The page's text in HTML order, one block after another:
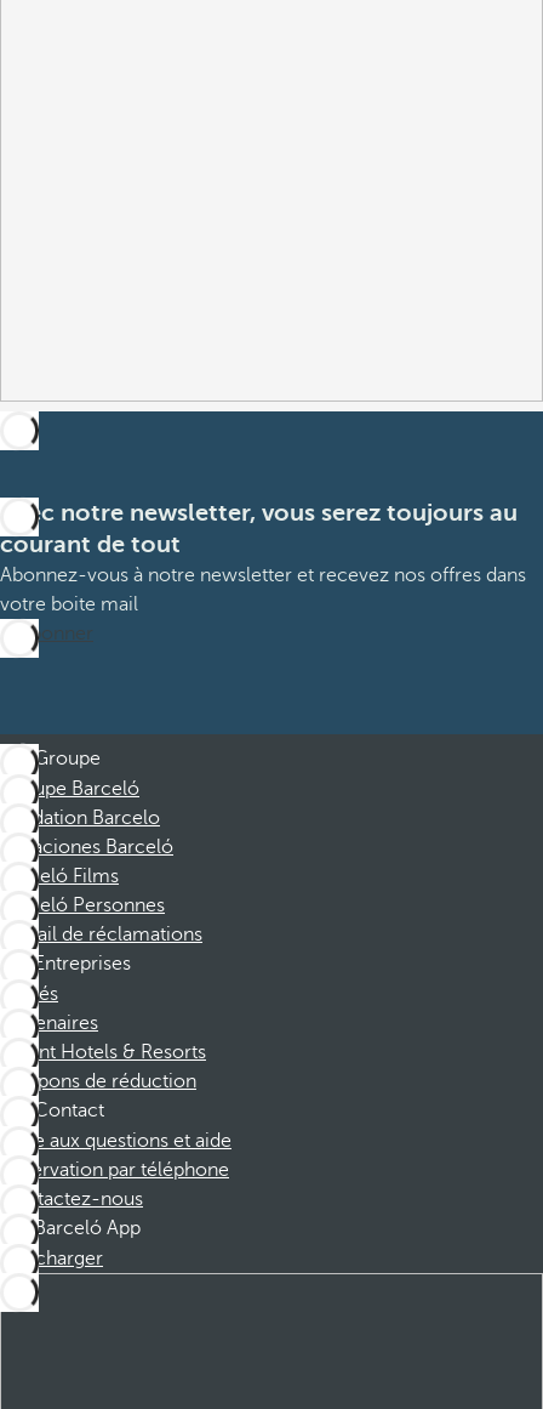
Avec notre newsletter, vous serez toujours au
courant de tout
Abonnez-vous à notre newsletter et recevez nos offres dans
votre boite mail
M’abonner
Groupe
Groupe Barceló
Fondation Barcelo
Vacaciones Barceló
Barceló Films
Barceló Personnes
Portail de réclamations
Entreprises
Affiliés
Partenaires
Dorint Hotels & Resorts
Coupons de réduction
Contact
Foire aux questions et aide
Réservation par téléphone
Contactez-nous
Barceló App
Télécharger